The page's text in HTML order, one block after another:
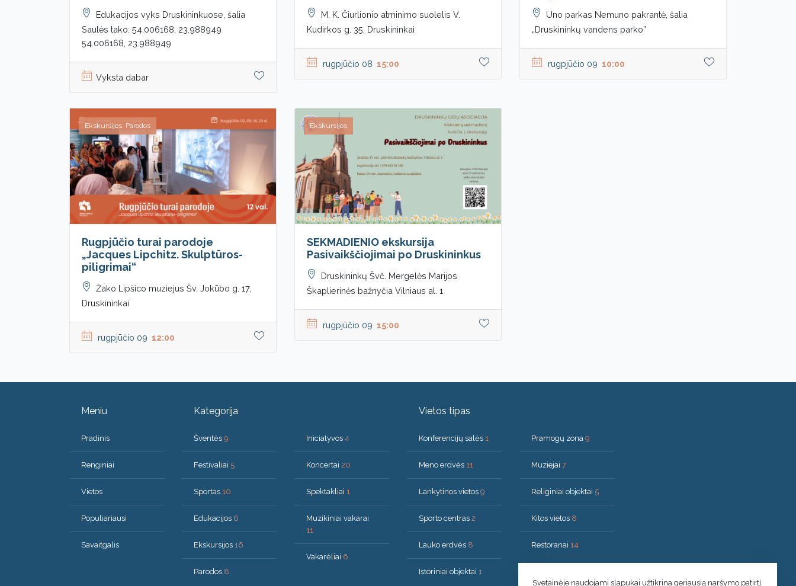
Edukacijos vyks Druskininkuose, šalia
Saulės tako: 54.006168, 23.988949
54.006168, 23.988949
Vyksta dabar
M. K. Čiurlionio atminimo suolelis V.
Kudirkos g. 35, Druskininkai
rugpjūčio 08 15:00
Uno parkas Nemuno pakrantė, šalia
„Druskininkų vandens parko”
rugpjūčio 09 10:00
Ekskursijos, Parodos
Rugpjūčio turai parodoje
„Jacques Lipchitz. Skulptūros-
piligrimai“
Žako Lipšico muziejus Šv. Jokūbo g. 17,
Druskininkai
rugpjūčio 09 12:00
Ekskursijos
SEKMADIENIO ekskursija
Pasivaikščiojimai po Druskininkus
Druskininkų Švč. Mergelės Marijos
Škaplierinės bažnyčia Vilniaus al. 1
rugpjūčio 09 15:00
Meniu
Pradinis
Renginiai
Vietos
Populiariausi
Savaitgalis
Kategorija
Šventės 9
Festivaliai 5
Sportas 10
Edukacijos 6
Ekskursijos 16
Parodos 8
Iniciatyvos 4
Koncertai 20
Spektakliai 1
Muzikiniai vakarai
11
Vakarėliai 6
Vietos tipas
Konferencijų salės 1
Meno erdvės 11
Lankytinos vietos 9
Sporto centras 2
Lauko erdvės 8
Istoriniai objektai 1
Pramogų zona 9
Muziejai 7
Religiniai objektai 5
Kitos vietos 8
Restoranai 14
Svetainėje naudojami slapukai užtikrina geriausią naršymo patirtį.